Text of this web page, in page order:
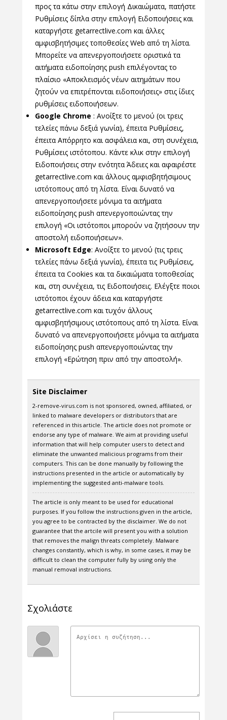
προς τα κάτω στην επιλογή Δικαιώματα, πατήστε
Ρυθμίσεις δίπλα στην επιλογή Ειδοποιήσεις και
καταργήστε getarrectlive.com και άλλες
αμφισβητήσιμες τοποθεσίες Web από τη λίστα.
Μπορείτε να απενεργοποιήσετε οριστικά τα
αιτήματα ειδοποίησης push επιλέγοντας το
πλαίσιο «Αποκλεισμός νέων αιτημάτων που
ζητούν να επιτρέπονται ειδοποιήσεις» στις ίδιες
ρυθμίσεις ειδοποιήσεων.
Google Chrome : Ανοίξτε το μενού (οι τρεις
τελείες πάνω δεξιά γωνία), έπειτα Ρυθμίσεις,
έπειτα Απόρρητο και ασφάλεια και, στη συνέχεια,
Ρυθμίσεις ιστότοπου. Κάντε κλικ στην επιλογή
Ειδοποιήσεις στην ενότητα Άδειες και αφαιρέστε
getarrectlive.com και άλλους αμφισβητήσιμους
ιστότοπους από τη λίστα. Είναι δυνατό να
απενεργοποιήσετε μόνιμα τα αιτήματα
ειδοποίησης push απενεργοποιώντας την
επιλογή «Οι ιστότοποι μπορούν να ζητήσουν την
αποστολή ειδοποιήσεων».
Microsoft Edge: Ανοίξτε το μενού (τις τρεις
τελείες πάνω δεξιά γωνία), έπειτα τις Ρυθμίσεις,
έπειτα τα Cookies και τα δικαιώματα τοποθεσίας
και, στη συνέχεια, τις Ειδοποιήσεις. Ελέγξτε ποιοι
ιστότοποι έχουν άδεια και καταργήστε
getarrectlive.com και τυχόν άλλους
αμφισβητήσιμους ιστότοπους από τη λίστα. Είναι
δυνατό να απενεργοποιήσετε μόνιμα τα αιτήματα
ειδοποίησης push απενεργοποιώντας την
επιλογή «Ερώτηση πριν από την αποστολή».
Site Disclaimer
2-remove-virus.com is not sponsored, owned, affiliated, or
linked to malware developers or distributors that are
referenced in this article. The article does not promote or
endorse any type of malware. We aim at providing useful
information that will help computer users to detect and
eliminate the unwanted malicious programs from their
computers. This can be done manually by following the
instructions presented in the article or automatically by
implementing the suggested anti-malware tools.
The article is only meant to be used for educational
purposes. If you follow the instructions given in the article,
you agree to be contracted by the disclaimer. We do not
guarantee that the artcile will present you with a solution
that removes the malign threats completely. Malware
changes constantly, which is why, in some cases, it may be
difficult to clean the computer fully by using only the
manual removal instructions.
Σχολιάστε